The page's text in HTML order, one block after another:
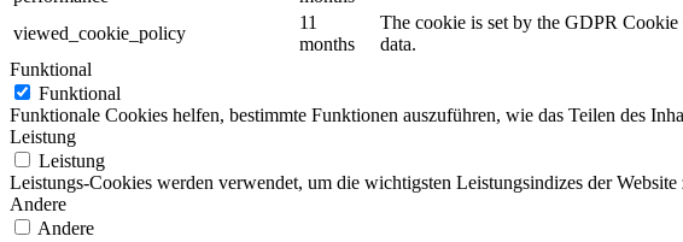
viewed_cookie_policy
11
months
The cookie is set by the GDPR Cookie
data.
Funktional
Funktional
Funktionale Cookies helfen, bestimmte Funktionen auszuführen, wie das Teilen des
Leistung
Leistung
Leistungs-Cookies werden verwendet, um die wichtigsten Leistungsindizes der
Andere
Andere